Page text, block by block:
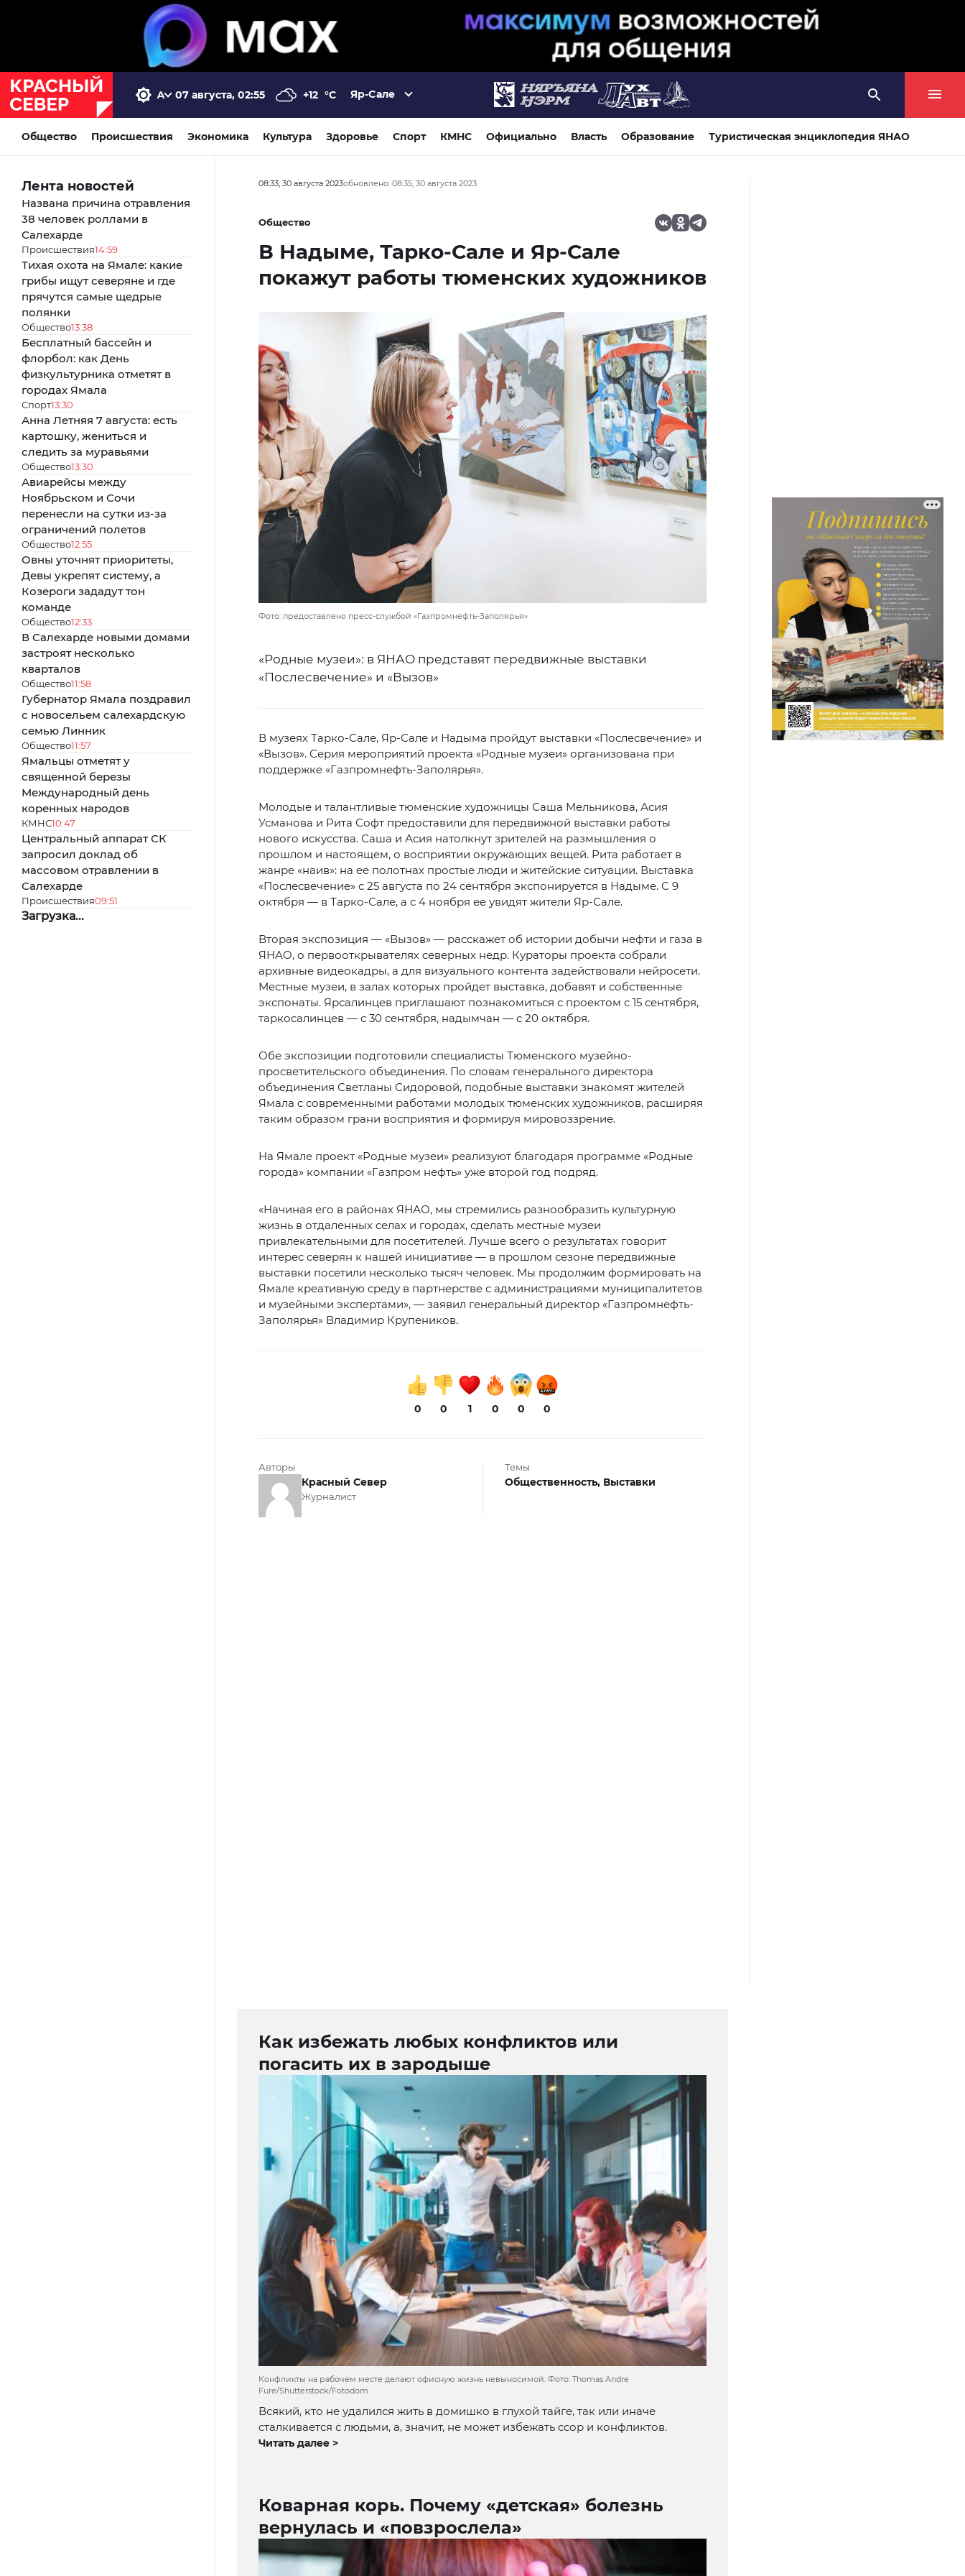
07 августа, 02:55 +12 °C Яр-Сале
Общество Происшествия Экономика Культура Здоровье Спорт КМНС Официально Власть Образование Туристическая энциклопедия ЯНАО
Лента новостей
Названа причина отравления
38 человек роллами в
Салехарде
Происшествия14:59
Тихая охота на Ямале: какие
грибы ищут северяне и где
прячутся самые щедрые
полянки
Общество13:38
Бесплатный бассейн и
флорбол: как День
физкультурника отметят в
городах Ямала
Спорт13:30
Анна Летняя 7 августа: есть
картошку, жениться и
следить за муравьями
Общество13:30
Авиарейсы между
Ноябрьском и Сочи
перенесли на сутки из-за
ограничений полетов
Общество12:55
Овны уточнят приоритеты,
Девы укрепят систему, а
Козероги зададут тон
команде
Общество12:33
В Салехарде новыми домами
застроят несколько
кварталов
Общество11:58
Губернатор Ямала поздравил
с новосельем салехардскую
семью Линник
Общество11:57
Ямальцы отметят у
священной березы
Международный день
коренных народов
КМНС10:47
Центральный аппарат СК
запросил доклад об
массовом отравлении в
Салехарде
Происшествия09:51
Загрузка...
08:33, 30 августа 2023обновлено: 08:35, 30 августа 2023
Общество
В Надыме, Тарко-Сале и Яр-Сале
покажут работы тюменских художников
Фото: предоставлено пресс-службой «Газпромнефть-Заполярья»
«Родные музеи»: в ЯНАО представят передвижные выставки
«Послесвечение» и «Вызов»
В музеях Тарко-Сале, Яр-Сале и Надыма пройдут выставки «Послесвечение» и
«Вызов». Серия мероприятий проекта «Родные музеи» организована при
поддержке «Газпромнефть-Заполярья».
Молодые и талантливые тюменские художницы Саша Мельникова, Асия
Усманова и Рита Софт предоставили для передвижной выставки работы
нового искусства. Саша и Асия натолкнут зрителей на размышления о
прошлом и настоящем, о восприятии окружающих вещей. Рита работает в
жанре «наив»: на ее полотнах простые люди и житейские ситуации. Выставка
«Послесвечение» с 25 августа по 24 сентября экспонируется в Надыме. С 9
октября — в Тарко-Сале, а с 4 ноября ее увидят жители Яр-Сале.
Вторая экспозиция — «Вызов» — расскажет об истории добычи нефти и газа в
ЯНАО, о первооткрывателях северных недр. Кураторы проекта собрали
архивные видеокадры, а для визуального контента задействовали нейросети.
Местные музеи, в залах которых пройдет выставка, добавят и собственные
экспонаты. Ярсалинцев приглашают познакомиться с проектом с 15 сентября,
таркосалинцев — с 30 сентября, надымчан — с 20 октября.
Обе экспозиции подготовили специалисты Тюменского музейно-
просветительского объединения. По словам генерального директора
объединения Светланы Сидоровой, подобные выставки знакомят жителей
Ямала с современными работами молодых тюменских художников, расширяя
таким образом грани восприятия и формируя мировоззрение.
На Ямале проект «Родные музеи» реализуют благодаря программе «Родные
города» компании «Газпром нефть» уже второй год подряд.
«Начиная его в районах ЯНАО, мы стремились разнообразить культурную
жизнь в отдаленных селах и городах, сделать местные музеи
привлекательными для посетителей. Лучше всего о результатах говорит
интерес северян к нашей инициативе — в прошлом сезоне передвижные
выставки посетили несколько тысяч человек. Мы продолжим формировать на
Ямале креативную среду в партнерстве с администрациями муниципалитетов
и музейными экспертами», — заявил генеральный директор «Газпромнефть-
Заполярья» Владимир Крупеников.
0 0 1 0 0 0
Авторы
Красный Север
Журналист
Темы
Общественность, Выставки
Как избежать любых конфликтов или
погасить их в зародыше
Конфликты на рабочем месте делают офисную жизнь невыносимой. Фото: Thomas Andre
Fure/Shutterstock/Fotodom
Всякий, кто не удалился жить в домишко в глухой тайге, так или иначе
сталкивается с людьми, а, значит, не может избежать ссор и конфликтов.
Читать далее >
Коварная корь. Почему «детская» болезнь
вернулась и «повзрослела»